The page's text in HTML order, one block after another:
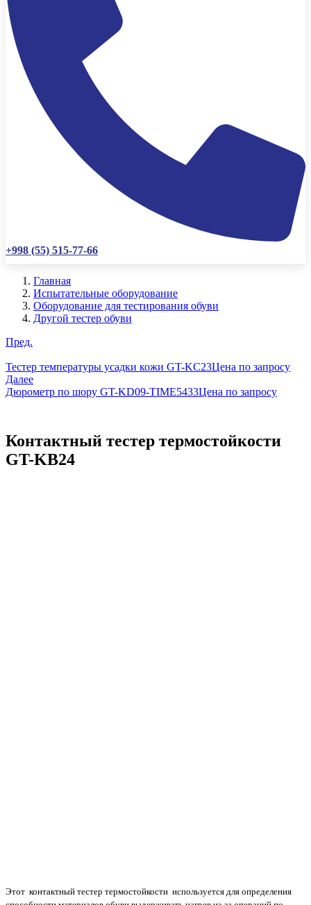
+998 (55) 515-77-66
Главная
Испытательные оборудование
Оборудование для тестирования обуви
Другой тестер обуви
Пред.
Тестер температуры усадки кожи GT-KC23Цена по запросу
Далее
Дюрометр по шору GT-KD09-TIME5433Цена по запросу
Контактный тестер термостойкости
GT-KB24
Этот контактный тестер термостойкости используется для определения